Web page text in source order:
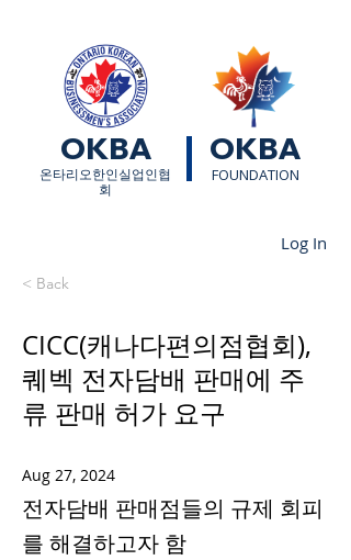
OKBA OKBA
​온타리오한인실업인협
회
FOUNDATION
Log In
< Back
CICC(캐나다편의점협회),
퀘벡 전자담배 판매에 주
류 판매 허가 요구
Aug 27, 2024
전자담배 판매점들의 규제 회피
를 해결하고자 함